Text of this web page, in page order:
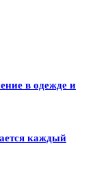
в одежде и
каждый